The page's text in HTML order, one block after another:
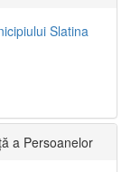
Slatina
a Persoanelor